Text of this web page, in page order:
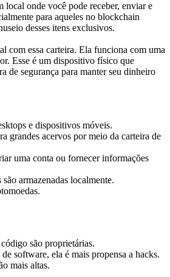
local onde você pode receber, enviar e
para aqueles no blockchain
desses itens exclusivos.
com essa carteira. Ela funciona com uma
Esse é um dispositivo físico que
de segurança para manter seu dinheiro
e dispositivos móveis.
grandes acervos por meio da carteira de
uma conta ou fornecer informações
armazenadas localmente.
são proprietárias.
software, ela é mais propensa a hacks.
mais altas.